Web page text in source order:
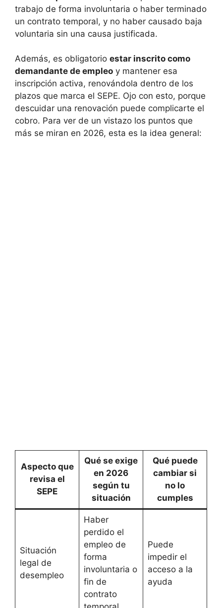
trabajo de forma involuntaria o haber terminado
un contrato temporal, y no haber causado baja
voluntaria sin una causa justificada.
Además, es obligatorio estar inscrito como
demandante de empleo y mantener esa
inscripción activa, renovándola dentro de los
plazos que marca el SEPE. Ojo con esto, porque
descuidar una renovación puede complicarte el
cobro. Para ver de un vistazo los puntos que
más se miran en 2026, esta es la idea general:
Aspecto que
revisa el
SEPE
Qué se exige
en 2026
según tu
situación
Qué puede
cambiar si
no lo
cumples
Situación
legal de
desempleo
Haber
perdido el
empleo de
forma
involuntaria o
fin de
contrato
Puede
impedir el
acceso a la
ayuda